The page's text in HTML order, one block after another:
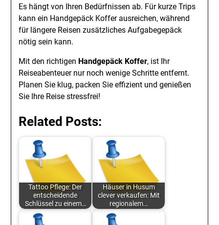
Es hängt von Ihren Bedürfnissen ab. Für kurze Trips
kann ein Handgepäck Koffer ausreichen, während
für längere Reisen zusätzliches Aufgabegepäck
nötig sein kann.
Mit den richtigen Handgepäck Koffer, ist Ihr
Reiseabenteuer nur noch wenige Schritte entfernt.
Planen Sie klug, packen Sie effizient und genießen
Sie Ihre Reise stressfrei!
Related Posts:
Tattoo Pflege: Der
entscheidende
Schlüssel zu einem…
Häuser in Husum
clever verkaufen: Mit
regionalem…